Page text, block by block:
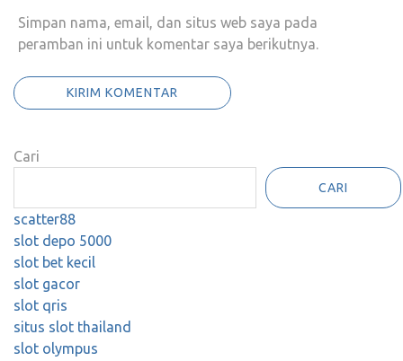
Simpan nama, email, dan situs web saya pada
peramban ini untuk komentar saya berikutnya.
Cari
CARI
scatter88
slot depo 5000
slot bet kecil
slot gacor
slot qris
situs slot thailand
slot olympus